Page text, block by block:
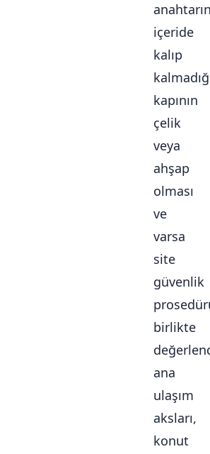
içeride
kalıp
kapının
çelik
veya
ahşap
olması
ve
varsa
site
güvenlik
birlikte
ana
ulaşım
aksları,
konut